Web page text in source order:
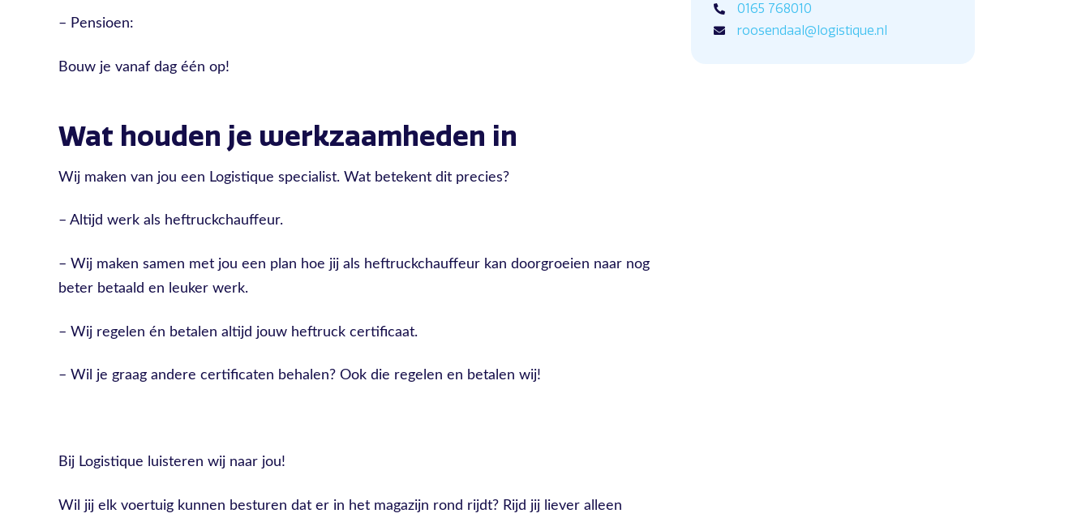
– Pensioen:
Bouw je vanaf dag één op!
Wat houden je werkzaamheden in
Wij maken van jou een Logistique specialist. Wat betekent dit precies?
– Altijd werk als heftruckchauffeur.
– Wij maken samen met jou een plan hoe jij als heftruckchauffeur kan doorgroeien naar nog
beter betaald en leuker werk.
– Wij regelen én betalen altijd jouw heftruck certificaat.
– Wil je graag andere certificaten behalen? Ook die regelen en betalen wij!
Bij Logistique luisteren wij naar jou!
Wil jij elk voertuig kunnen besturen dat er in het magazijn rond rijdt? Rijd jij liever alleen
0165 768010
roosendaal@logistique.nl